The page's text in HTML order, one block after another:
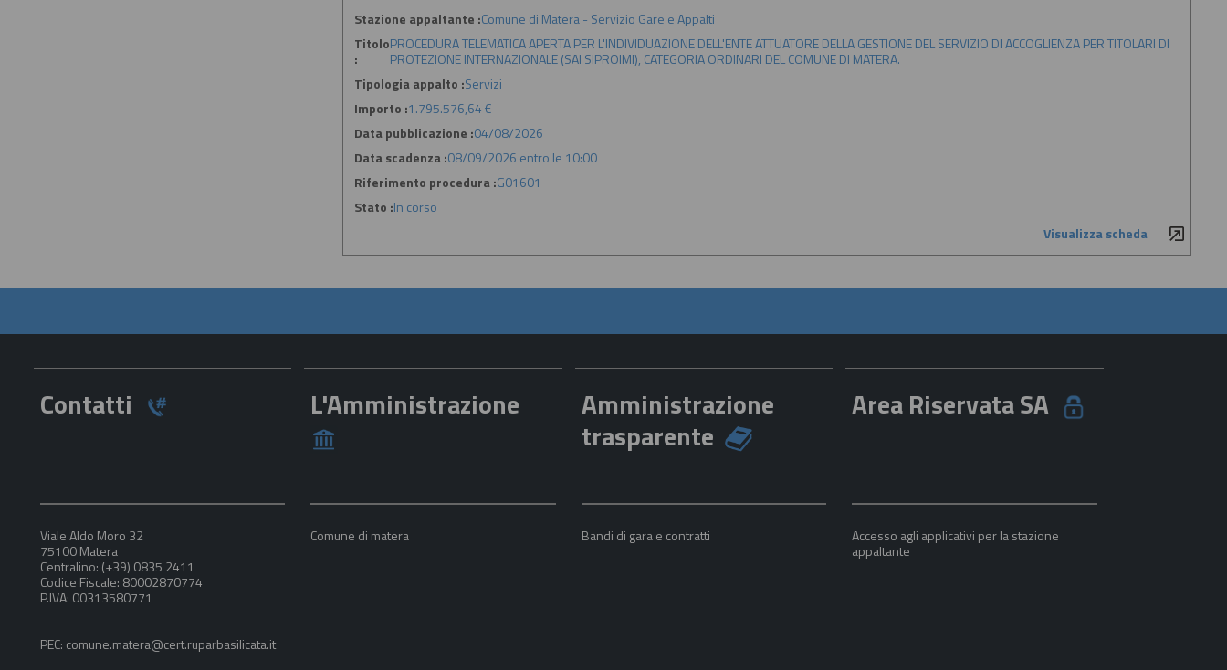
Stazione appaltante :Comune di Matera - Servizio Gare e Appalti
Titolo
:
PROCEDURA TELEMATICA APERTA PER L'INDIVIDUAZIONE DELL'ENTE ATTUATORE DELLA GESTIONE DEL SERVIZIO DI ACCOGLIENZA PER TITOLARI DI
PROTEZIONE INTERNAZIONALE (SAI SIPROIMI), CATEGORIA ORDINARI DEL COMUNE DI MATERA.
Tipologia appalto :Servizi
Importo :1.795.576,64 €
Data pubblicazione :04/08/2026
Data scadenza :08/09/2026 entro le 10:00
Riferimento procedura :G01601
Stato :In corso
Visualizza scheda
Contatti L'Amministrazione
Amministrazione
trasparente
Area Riservata SA
Viale Aldo Moro 32
75100 Matera
Centralino: (+39) 0835 2411
Codice Fiscale: 80002870774
P.IVA: 00313580771
PEC: comune.matera@cert.ruparbasilicata.it
Comune di matera Bandi di gara e contratti
Accesso agli applicativi per la stazione
appaltante